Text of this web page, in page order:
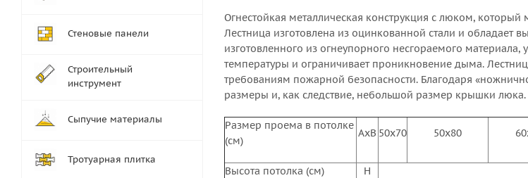
Огнестойкая металлическая конструкция с люком,
Лестница изготовлена из оцинкованной стали и обладает
изготовленного из огнеупорного несгораемого
температуры и ограничивает проникновение дыма.
требованиям пожарной безопасности. Благодаря
размеры и, как следствие, небольшой размер крышки
Размер проема в потолке
(см)
AxB 50x70 50x80
Высота потолка (см) H
Стеновые панели
Строительный
инструмент
Сыпучие материалы
Тротуарная плитка